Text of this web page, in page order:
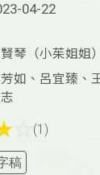
04-22
琴（小茱姐姐）
如、呂宜臻、
(1)
稿